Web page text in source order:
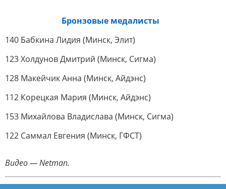
Бронзовые медалисты
140 Бабкина Лидия (Минск, Элит)
123 Холдунов Дмитрий (Минск, Сигма)
128 Макейчик Анна (Минск, Айдэнс)
112 Корецкая Мария (Минск, Айдэнс)
153 Михайлова Владислава (Минск, Сигма)
122 Саммал Евгения (Минск, ГФСТ)
Видео — Netman.